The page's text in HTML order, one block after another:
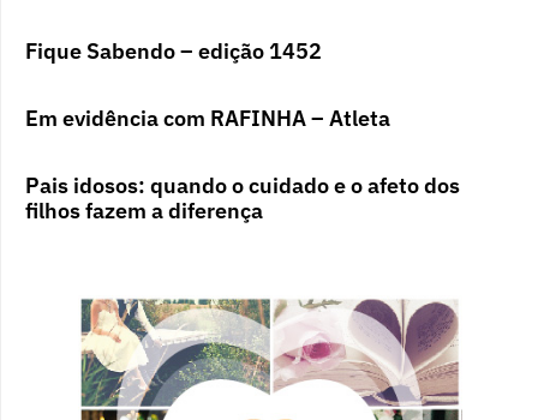
Fique Sabendo – edição 1452
Em evidência com RAFINHA – Atleta
Pais idosos: quando o cuidado e o afeto dos
filhos fazem a diferença